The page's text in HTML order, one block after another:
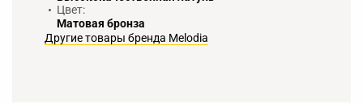
Цвет:
Матовая бронза
Другие товары бренда Melodia